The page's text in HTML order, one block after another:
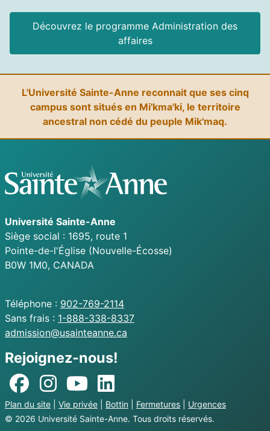
Découvrez le programme Administration des
affaires
L'Université Sainte-Anne reconnait que ses cinq
campus sont situés en Mi'kma'ki, le territoire
ancestral non cédé du peuple Mik'maq.
Université Sainte-Anne
Siège social : 1695, route 1
Pointe-de-l'Église (Nouvelle-Écosse)
B0W 1M0, CANADA
Téléphone : 902-769-2114
Sans frais : 1-888-338-8337
Courriel :
admission@usainteanne.ca
Rejoignez-nous!
Plan du site Vie privée Bottin Fermetures
Urgences
© 2026 Université Sainte-Anne. Tous droits réservés.